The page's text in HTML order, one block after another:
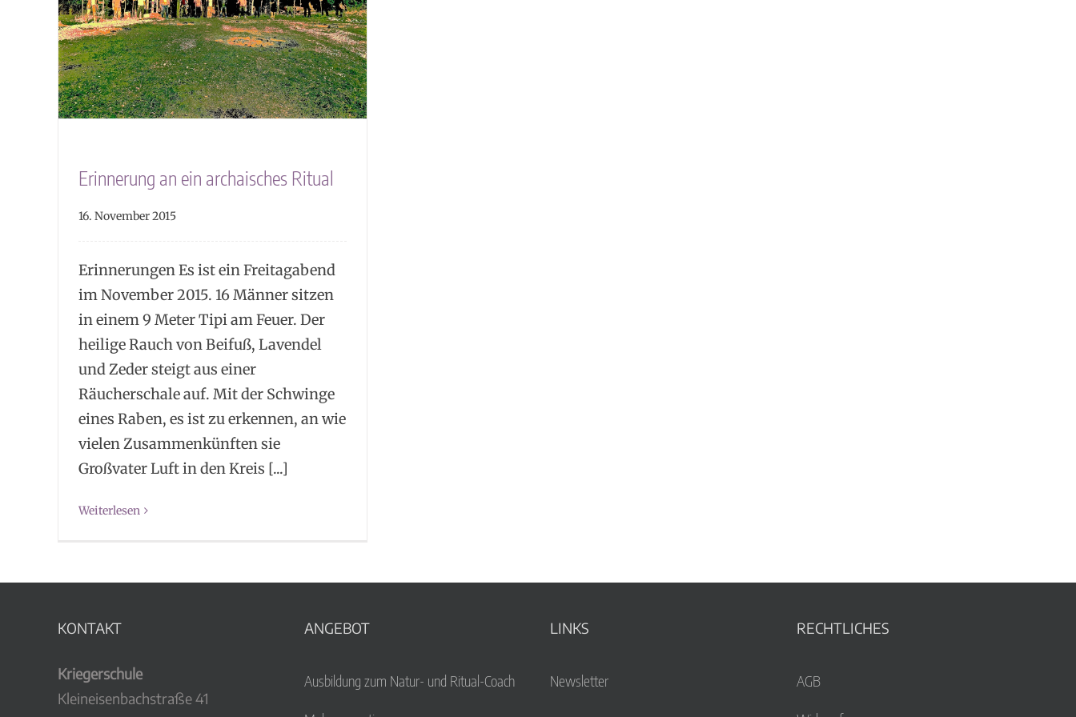
Erinnerung an ein archaisches Ritual
16. November 2015
Erinnerungen Es ist ein Freitagabend
im November 2015. 16 Männer sitzen
in einem 9 Meter Tipi am Feuer. Der
heilige Rauch von Beifuß, Lavendel
und Zeder steigt aus einer
Räucherschale auf. Mit der Schwinge
eines Raben, es ist zu erkennen, an wie
vielen Zusammenkünften sie
Großvater Luft in den Kreis [...]
Weiterlesen
KONTAKT
Kriegerschule
Kleineisenbachstraße 41
ANGEBOT
Ausbildung zum Natur- und Ritual-Coach
LINKS
Newsletter
RECHTLICHES
AGB